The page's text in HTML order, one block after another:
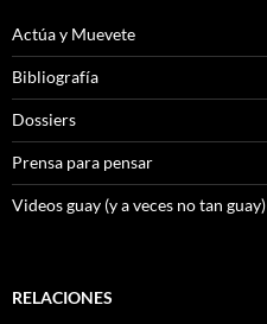
Actúa y Muevete
Bibliografía
Dossiers
Prensa para pensar
Videos guay (y a veces no tan guay)
RELACIONES